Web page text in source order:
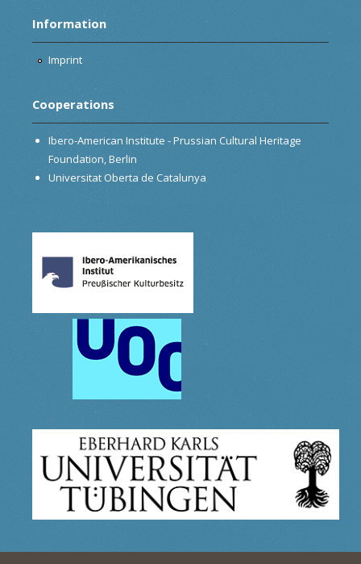
Information
Imprint
Cooperations
Ibero-American Institute - Prussian Cultural Heritage
Foundation, Berlin
Universitat Oberta de Catalunya